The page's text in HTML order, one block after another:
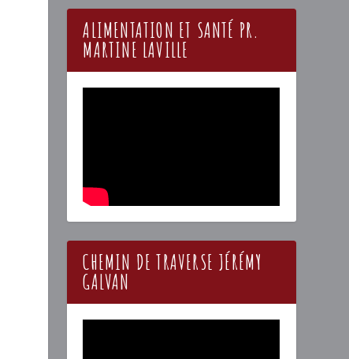
ALIMENTATION ET SANTÉ PR.
MARTINE LAVILLE
CHEMIN DE TRAVERSE JÉRÉMY
GALVAN